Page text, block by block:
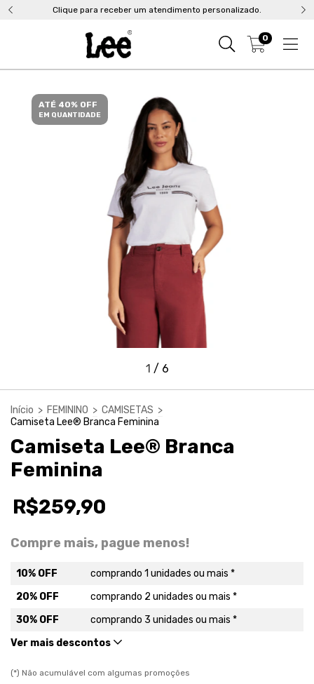
Clique para receber um atendimento personalizado.
0
ATÉ 40% OFF
EM QUANTIDADE
1 / 6
Início > FEMININO > CAMISETAS >
Camiseta Lee® Branca Feminina
Camiseta Lee® Branca
Feminina
R$259,90
Compre mais, pague menos!
10% OFF
comprando 1 unidades ou mais *
20% OFF
comprando 2 unidades ou mais *
30% OFF
comprando 3 unidades ou mais *
Ver mais descontos
(*) Não acumulável com algumas promoções